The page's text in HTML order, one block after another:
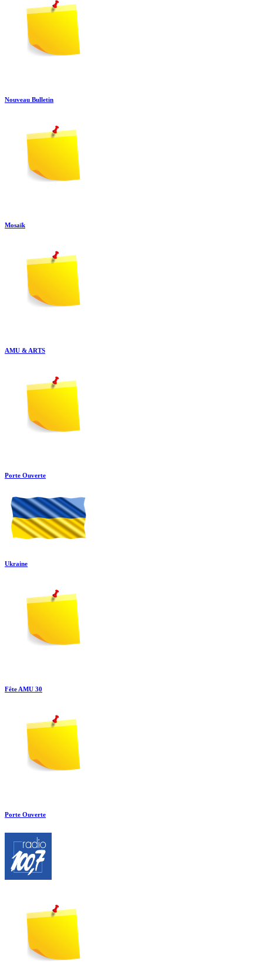
Nouveau Bulletin
Mosaïk
AMU & ARTS
Porte Ouverte
Ukraine
Fête AMU 30
Porte Ouverte